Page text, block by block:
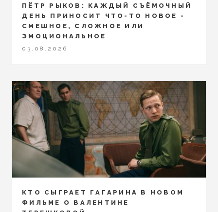
ПЁТР РЫКОВ: КАЖДЫЙ СЪЁМОЧНЫЙ
ДЕНЬ ПРИНОСИТ ЧТО-ТО НОВОЕ -
СМЕШНОЕ, СЛОЖНОЕ ИЛИ
ЭМОЦИОНАЛЬНОЕ
03.08.2026
КТО СЫГРАЕТ ГАГАРИНА В НОВОМ
ФИЛЬМЕ О ВАЛЕНТИНЕ